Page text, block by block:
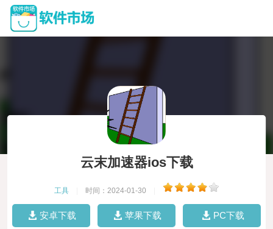
云末加速器ios下载
工具 时间：2024-01-30
安卓下载 苹果下载 PC下载